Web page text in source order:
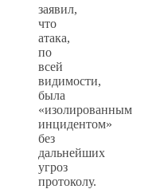
заявил,
что
атака,
по
всей
видимости,
была
«изолированным
инцидентом»
без
дальнейших
угроз
протоколу.